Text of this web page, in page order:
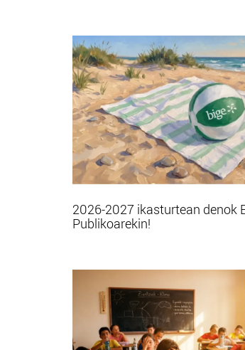
2026-2027 ikasturtean denok
Publikoarekin!